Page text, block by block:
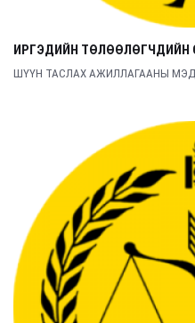
ИРГЭДИЙН
ШҮҮН ТАСЛАХ АЖИЛЛАГААНЫ